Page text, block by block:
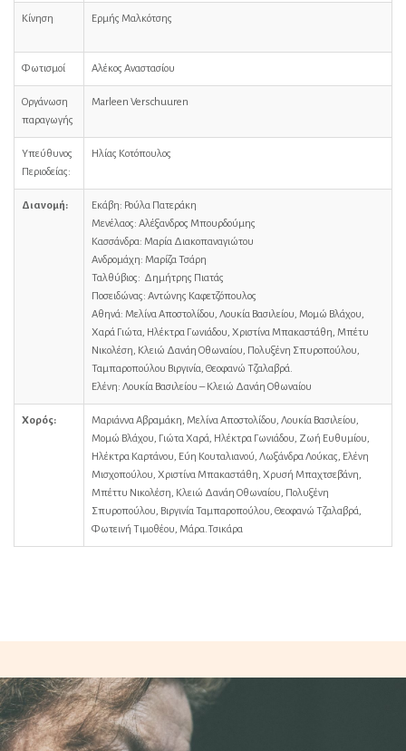
Κίνηση Ερμής Μαλκότσης
Φωτισμοί Αλέκος Αναστασίου
Οργάνωση
παραγωγής
Marleen Verschuuren
Υπεύθυνος
Περιοδείας:
Ηλίας Κοτόπουλος
Διανομή:
Εκάβη: Ρούλα Πατεράκη
Μενέλαος: Αλέξανδρος Μπουρδούμης
Κασσάνδρα: Μαρία Διακοπαναγιώτου
Ανδρομάχη: Μαρίζα Τσάρη
Ταλθύβιος: Δημήτρης Πιατάς
Ποσειδώνας: Αντώνης Καφετζόπουλος
Αθηνά: Μελίνα Αποστολίδου, Λουκία Βασιλείου, Μομώ Βλάχου,
Χαρά Γιώτα, Ηλέκτρα Γωνιάδου, Χριστίνα Μπακαστάθη, Μπέτυ
Νικολέση, Κλειώ Δανάη Οθωναίου, Πολυξένη Σπυροπούλου,
Ταμπαροπούλου Βιργινία, Θεοφανώ Τζαλαβρά.
Ελένη: Λουκία Βασιλείου – Κλειώ Δανάη Οθωναίου
Χορός:
Μαριάννα Αβραμάκη, Μελίνα Αποστολίδου, Λουκία Βασιλείου,
Μομώ Βλάχου, Γιώτα Χαρά, Ηλέκτρα Γωνιάδου, Ζωή Ευθυμίου,
Ηλέκτρα Καρτάνου, Εύη Κουταλιανού, Λωξάνδρα Λούκας, Ελένη
Μισχοπούλου, Χριστίνα Μπακαστάθη, Χρυσή Μπαχτσεβάνη,
Μπέττυ Νικολέση, Κλειώ Δανάη Οθωναίου, Πολυξένη
Σπυροπούλου, Βιργινία Ταμπαροπούλου, Θεοφανώ Τζαλαβρά,
Φωτεινή Τιμοθέου, Μάρα.Τσικάρα